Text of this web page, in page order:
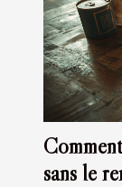
sans le